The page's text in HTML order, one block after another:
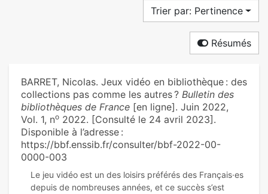
Trier par: Pertinence
Résumés
BARRET, Nicolas. Jeux vidéo en bibliothèque : des
collections pas comme les autres ? Bulletin des
bibliothèques de France [en ligne]. Juin 2022,
Vol. 1, no 2022. [Consulté le 24 avril 2023].
Disponible à l’adresse :
https://bbf.enssib.fr/consulter/bbf-2022-00-
0000-003
Le jeu vidéo est un des loisirs préférés des Français·es
depuis de nombreuses années, et ce succès s’est